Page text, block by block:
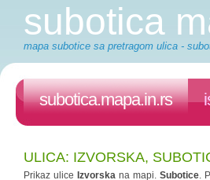
subotica
mapa subotice sa pretragom ulica -
subotica.mapa.in.rs
ULICA: IZVORSKA,
Prikaz ulice Izvorska na mapi.Subotice.